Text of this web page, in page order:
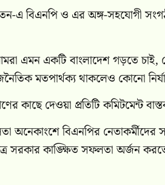
এ বিএনপি ও এর অঙ্গ-সহযোগী
এমন একটি বাংলাদেশ গড়তে চাই,
মতপার্থক্য থাকলেও কোনো
দেওয়া প্রতিটি কমিটমেন্ট
অনেকাংশে বিএনপির
সরকার কাঙ্ক্ষিত সফলতা অর্জন